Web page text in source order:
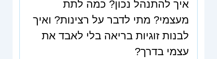
איך להתנהל נכון? כמה לתת
מעצמי? מתי לדבר על רצינות? ואיך
לבנות זוגיות בריאה בלי לאבד את
עצמי בדרך?